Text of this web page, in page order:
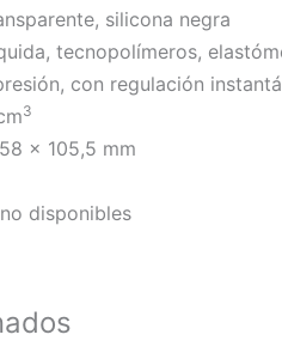
silicona negra
tecnopolímeros,
con regulación
3
x 105,5 mm
disponibles